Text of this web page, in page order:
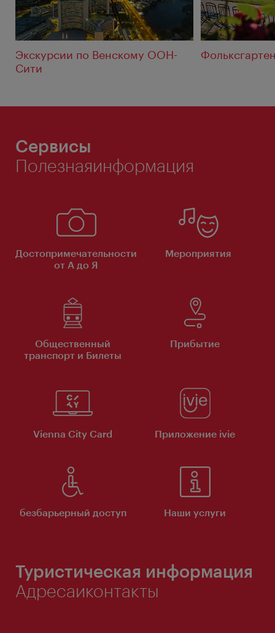
Экскурсии по Венскому ООН-
Сити
Сервисы
Полезнаяинформация
Достопримечательности
от А до Я
Мероприятия
Общественный
транспорт и Билеты
Прибытие
Vienna City Card Приложение ivie
безбарьерный доступ Наши услуги
Туристическая информация
Адресаиконтакты